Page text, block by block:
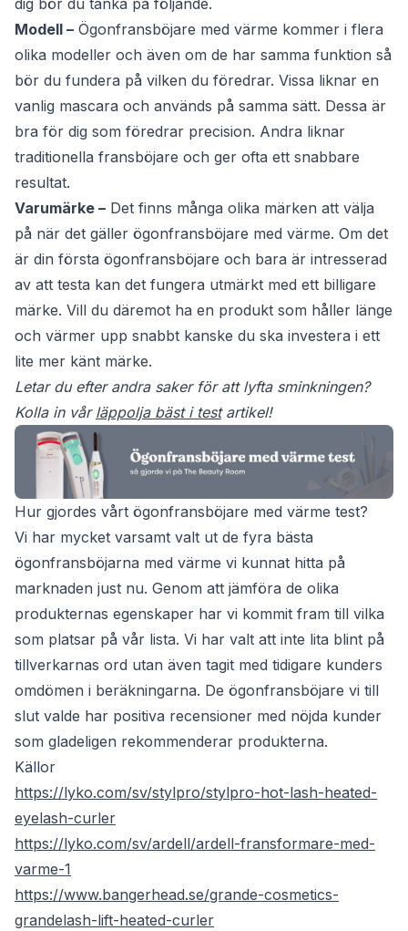
dig bör du tänka på följande.
Modell – Ögonfransböjare med värme kommer i flera
olika modeller och även om de har samma funktion så
bör du fundera på vilken du föredrar. Vissa liknar en
vanlig mascara och används på samma sätt. Dessa är
bra för dig som föredrar precision. Andra liknar
traditionella fransböjare och ger ofta ett snabbare
resultat.
Varumärke – Det finns många olika märken att välja
på när det gäller ögonfransböjare med värme. Om det
är din första ögonfransböjare och bara är intresserad
av att testa kan det fungera utmärkt med ett billigare
märke. Vill du däremot ha en produkt som håller länge
och värmer upp snabbt kanske du ska investera i ett
lite mer känt märke.
Letar du efter andra saker för att lyfta sminkningen?
Kolla in vår läppolja bäst i testartikel!
Hur gjordes vårt ögonfransböjare med värme test?
Vi har mycket varsamt valt ut de fyra bästa
ögonfransböjarna med värme vi kunnat hitta på
marknaden just nu. Genom att jämföra de olika
produkternas egenskaper har vi kommit fram till vilka
som platsar på vår lista. Vi har valt att inte lita blint på
tillverkarnas ord utan även tagit med tidigare kunders
omdömen i beräkningarna. De ögonfransböjare vi till
slut valde har positiva recensioner med nöjda kunder
som gladeligen rekommenderar produkterna.
Källor
https://lyko.com/sv/stylpro/stylpro-hot-lash-heated-
eyelash-curler
https://lyko.com/sv/ardell/ardell-fransformare-med-
varme-1
https://www.bangerhead.se/grande-cosmetics-
grandelash-lift-heated-curler